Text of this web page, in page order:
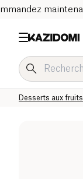
Desserts aux
Gourdes fruits et
Bébé & Enfant
Notre
Accueil